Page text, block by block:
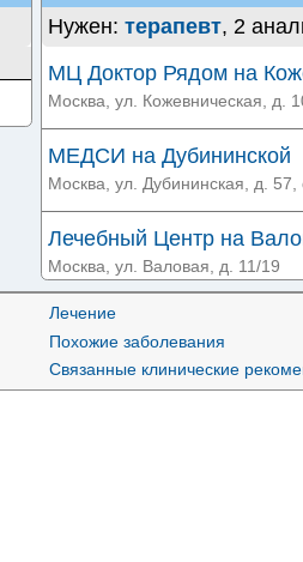
Нужен:терапевт, 2
МЦ Доктор Рядом на
Москва, ул. Кожевническая, д.
МЕДСИ на Дубининской
Москва, ул. Дубининская, д. 57,
Лечебный Центр на
Москва, ул. Валовая, д. 11/19
Филиал №1
Строченовском переулке
Москва, Большой
Лечение
Похожие заболевания
Связанные клинические